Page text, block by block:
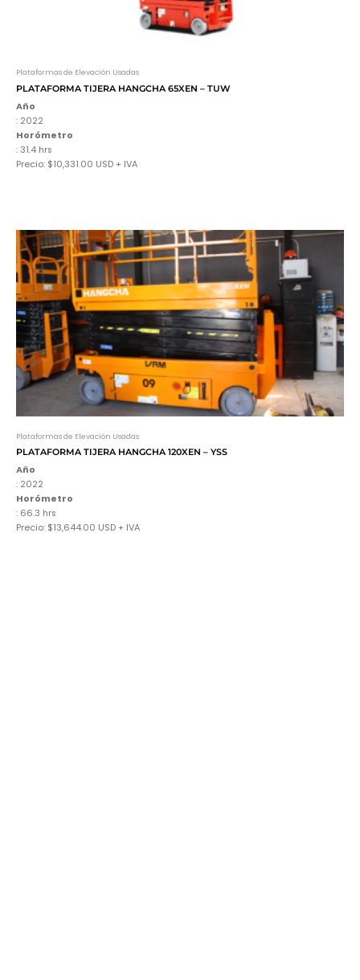
Plataformas de Elevación Usadas
PLATAFORMA TIJERA HANGCHA 65XEN – TUW
Año
: 2022
Horómetro
: 31.4 hrs
Precio: $10,331.00 USD + IVA
Plataformas de Elevación Usadas
PLATAFORMA TIJERA HANGCHA 120XEN – YSS
Año
: 2022
Horómetro
: 66.3 hrs
Precio: $13,644.00 USD + IVA